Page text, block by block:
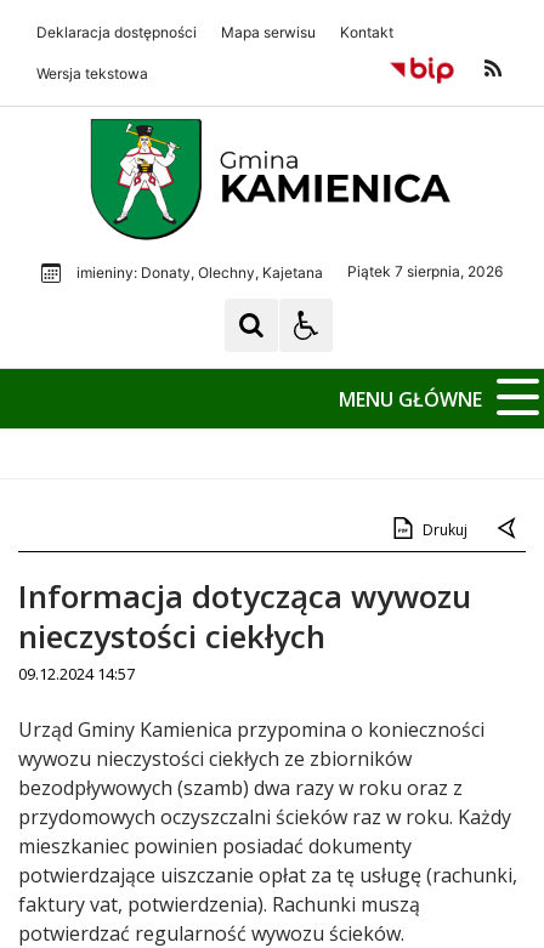
Deklaracja dostępności Mapa serwisu Kontakt
Wersja tekstowa
Gmina Kamienica
imieniny: Donaty, Olechny, Kajetana Piątek 7 sierpnia, 2026
MENU GŁÓWNE
Drukuj
Informacja dotycząca wywozu
nieczystości ciekłych
09.12.2024 14:57
Treść
Urząd Gminy Kamienica przypomina o konieczności
wywozu nieczystości ciekłych ze zbiorników
bezodpływowych (szamb) dwa razy w roku oraz z
przydomowych oczyszczalni ścieków raz w roku. Każdy
mieszkaniec powinien posiadać dokumenty
potwierdzające uiszczanie opłat za tę usługę (rachunki,
faktury vat, potwierdzenia). Rachunki muszą
potwierdzać regularność wywozu ścieków.